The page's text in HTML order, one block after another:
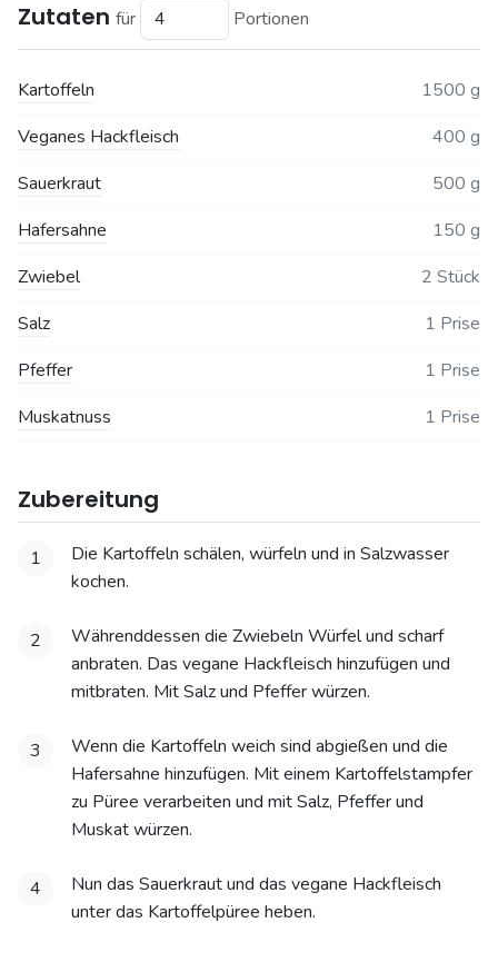
Zutaten für Portionen
Kartoffeln
1500 g
Veganes Hackfleisch
400 g
Sauerkraut
500 g
Hafersahne
150 g
Zwiebel
2 Stück
Salz
1 Prise
Pfeffer
1 Prise
Muskatnuss
1 Prise
Zubereitung
1
Die Kartoffeln schälen, würfeln und in Salzwasser
kochen.
2
Währenddessen die Zwiebeln Würfel und scharf
anbraten. Das vegane Hackfleisch hinzufügen und
mitbraten. Mit Salz und Pfeffer würzen.
3
Wenn die Kartoffeln weich sind abgießen und die
Hafersahne hinzufügen. Mit einem Kartoffelstampfer
zu Püree verarbeiten und mit Salz, Pfeffer und
Muskat würzen.
4
Nun das Sauerkraut und das vegane Hackfleisch
unter das Kartoffelpüree heben.